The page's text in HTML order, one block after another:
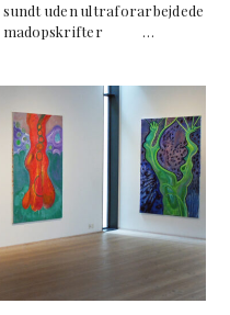
sundt uden ultraforarbejdede
madopskrifter …